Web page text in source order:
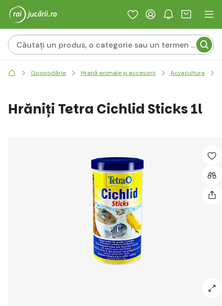
Gospodărie Hrană animale și accesorii Acvacultura
Hrăniți Tetra Cichlid Sticks 1l